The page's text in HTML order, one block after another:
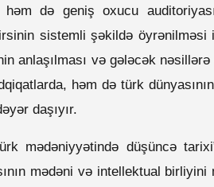
də geniş oxucu
sistemli şəkildə öyrənilməsi
anlaşılması və gələcək
həm də türk
daşıyır.
mədəniyyətində düşüncə
mədəni və intellektual birliyini